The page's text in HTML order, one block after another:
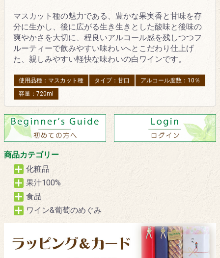
マスカット種の魅力である、豊かな果実香と甘味を存
分に生かし、後に広がる生き生きとした酸味と後味の
爽やかさを大切に、程良いアルコール感を残しつつフ
ルーティーで飲みやすい味わいへとこだわり仕上げ
た、親しみやすい軽快な味わいの白ワインです。
使用品種：マスカット種 タイプ：甘口
アルコール度数：10％
容量：720ml
商品カテゴリー
化粧品
果汁100%
食品
ワイン&葡萄のめぐみ